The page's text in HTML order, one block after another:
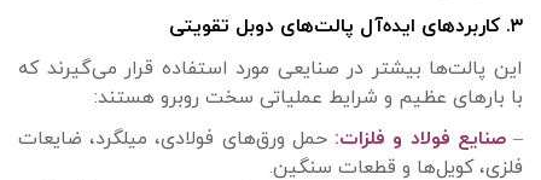
۳. کاربردهای ایده‌آل پالت‌های دوبل تقویتی
این پالت‌ها بیشتر در صنایعی مورد استفاده قرار می‌گیرند که
با بارهای عظیم و شرایط عملیاتی سخت روبرو هستند:
–صنایع فولاد و فلزات: حمل ورق‌های فولادی، میلگرد، ضایعات
فلزی، کویل‌ها و قطعات سنگین.